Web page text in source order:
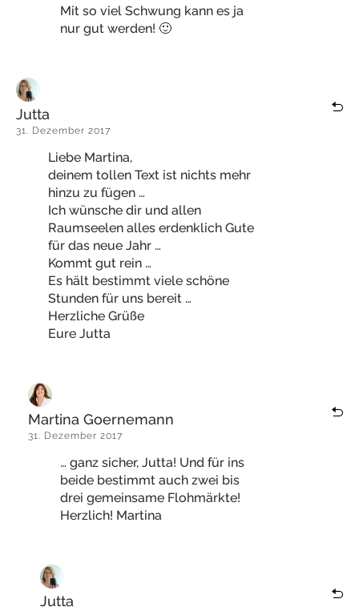
Mit so viel Schwung kann es ja
nur gut werden! 🙂
Jutta
31. Dezember 2017
Liebe Martina,
deinem tollen Text ist nichts mehr
hinzu zu fügen …
Ich wünsche dir und allen
Raumseelen alles erdenklich Gute
für das neue Jahr …
Kommt gut rein …
Es hält bestimmt viele schöne
Stunden für uns bereit …
Herzliche Grüße
Eure Jutta
Martina Goernemann
31. Dezember 2017
… ganz sicher, Jutta! Und für ins
beide bestimmt auch zwei bis
drei gemeinsame Flohmärkte!
Herzlich! Martina
Jutta